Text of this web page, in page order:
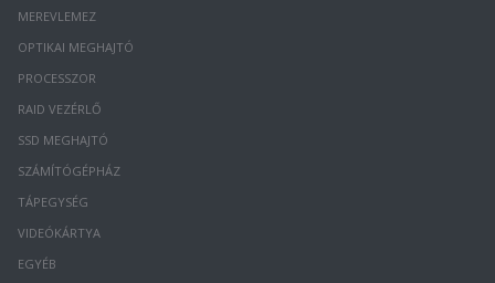
MEREVLEMEZ
OPTIKAI MEGHAJTÓ
PROCESSZOR
RAID VEZÉRLŐ
SSD MEGHAJTÓ
SZÁMÍTÓGÉPHÁZ
TÁPEGYSÉG
VIDEÓKÁRTYA
EGYÉB